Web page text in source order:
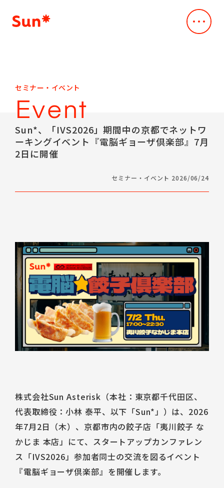
会社概要
Mission
Business
Company Profile
Leadership Team
Service
デジタル・クリエイティブスタジオ
Creative & Engineering
デザインxスペック主導のAI駆動開発
Dev*Ops
Our Works
News
ニュース
Sustainability
人材・チーム
コミュニティ
コーポレート・ガバナンス
環境
IR
経営方針
IRライブラリ
株式情報
業績ハイライト
IRスケジュール
IRニュース
IRお問い合わせ
Career
企業理念
サービス
福利厚生
データで見るSun*
中途採用Entry
新卒採用Entry
セミナー・イベント
Event
Sun*、「IVS2026」期間中の京都でネットワ
ーキングイベント『電脳ギョーザ倶楽部』7月
2日に開催
セミナー・イベント 2026/06/24
株式会社Sun Asterisk（本社：東京都千代田区、
代表取締役：小林 泰平、以下「Sun*」）は、2026
年7月2日（木）、京都市内の餃子店「夷川餃子 な
かじま 本店」にて、スタートアップカンファレン
ス「IVS2026」参加者同士の交流を図るイベント
『電脳ギョーザ倶楽部』を開催します。